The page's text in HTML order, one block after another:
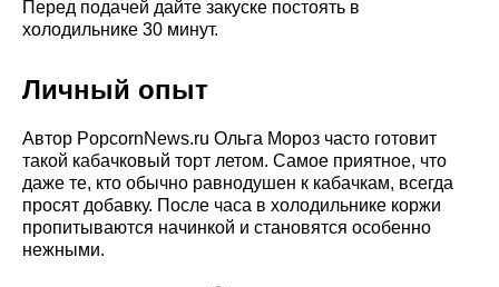
Перед подачей дайте закуске постоять в
холодильнике 30 минут.
Личный опыт
Автор PopcornNews.ru Ольга Мороз часто готовит
такой кабачковый торт летом. Самое приятное, что
даже те, кто обычно равнодушен к кабачкам, всегда
просят добавку. После часа в холодильнике коржи
пропитываются начинкой и становятся особенно
нежными.